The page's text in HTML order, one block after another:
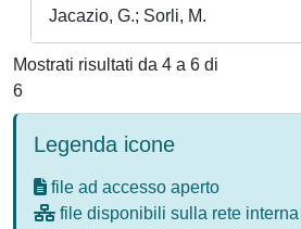
Jacazio, G.; Sorli, M.
Mostrati risultati da 4 a 6 di
6
Legenda icone
file ad accesso aperto
file disponibili sulla rete interna